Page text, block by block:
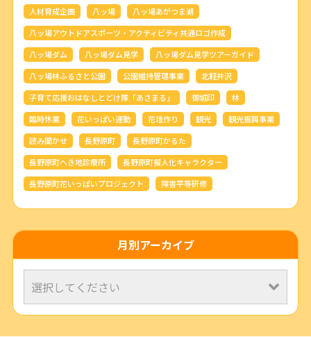
人材育成企画
八ッ場
八ッ場あがつま湖
八ッ場アウトドアスポーツ・アクティビティ共通ロゴ作成
八ッ場ダム
八ッ場ダム見学
八ッ場ダム見学ツアーガイド
八ッ場林ふるさと公園
公園維持管理事業
北軽井沢
子育て応援おはなしとどけ隊「あさまる」
御城印
林
臨時休業
花いっぱい運動 花壇作り 観光
観光振興事業
読み聞かせ
長野原町
長野原町かるた
長野原町へき地診療所
長野原町擬人化キャラクター
長野原町花いっぱいプロジェクト
障害平等研修
月別アーカイブ